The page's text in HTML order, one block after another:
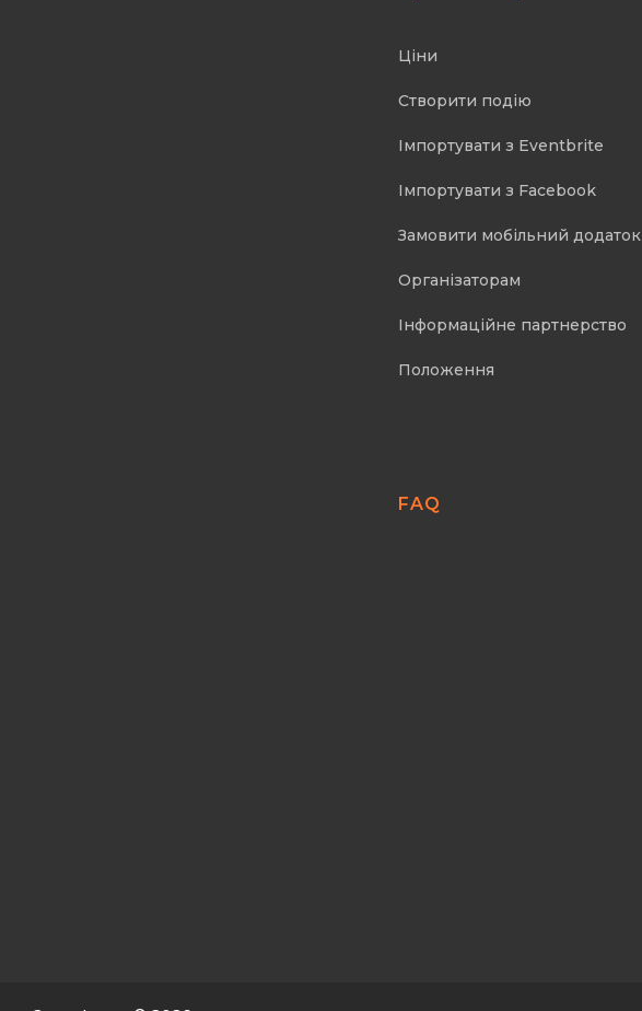
Ціни
Створити подію
Імпортувати з Eventbrite
Імпортувати з Facebook
Замовити мобільний додаток
Організаторам
Інформаційне партнерство
Положення
FAQ